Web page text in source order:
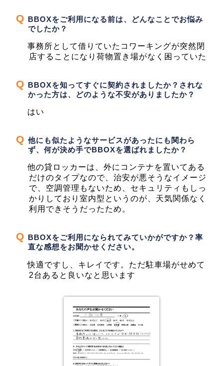
BBOXをご利用になる前は、どんなことでお悩み
でしたか？
事務所として借りていたコワーキングが突然閉
店することになり荷物置き場がなく困っていた
BBOXを知ってすぐに契約されましたか？されな
かった方は、どのような不安がありましたか？
はい
他にも似たようなサービスがあったにも関わら
ず、何が決め手でBBOXを選ばれましたか？
他の貸ロッカーは、外にコンテナを置いてある
だけのタイプなので、治安が悪そうなイメージ
で、空調管理もないため、セキュリティもしっ
かりしており室内型というのが、天気関係なく
利用できそうだったため。
BBOXをご利用になられてみていかがですか？率
直な感想をお聞かせください。
快適ですし、キレイです。ただ駐車場がせめて
2台あると良いなと思います